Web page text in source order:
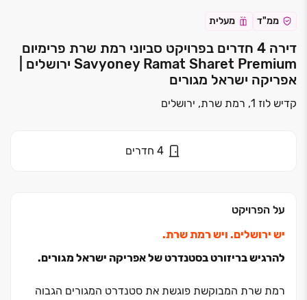
ממ"ד מעלית
דירה 4 חדרים בפרויקט סביוני רמת שרת פרימיום
Savyoney Ramat Sharet Premium ירושלים |
אפריקה ישראל מגורים
קדיש לוז 1, רמת שרת, ירושלים
4 חדרים
על הפרויקט
יש ירושלים. ויש רמת שרת.
להרגיש בריזורט בסטנדרט של אפריקה ישראל מגורים.
רמת שרת המבוקשת פוגשת את סטנדרט המגורים הגבוה